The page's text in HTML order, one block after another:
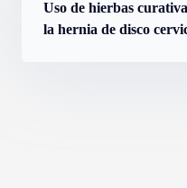
Uso de hierbas
la hernia de disco